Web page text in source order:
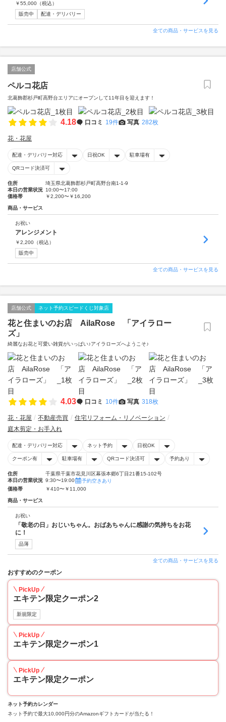
￥55,000 （税込）
販売中
配達・デリバリー
全ての商品・サービスを見る
店舗公式
ペルコ花店
北葛飾郡杉戸町高野台エリアにオープンして11年目を迎えます！
4.18 口コミ 19件 写真 282枚
花・花屋
配達・デリバリー対応 日祝OK 駐車場有
QRコード決済可
住所
埼玉県北葛飾郡杉戸町高野台南1-1-9
本日の営業状況 10:00〜17:00
価格帯
￥2,200〜￥16,200
商品・サービス
お祝い
アレンジメント
￥2,200 （税込）
販売中
全ての商品・サービスを見る
店舗公式 ネット予約スピードくじ対象店
花と住まいのお店 AilaRose 「アイラロー
ズ」
綺麗なお花と可愛い雑貨がいっぱい♪アイラローズへようこそ♪
4.03 口コミ 10件 写真 318枚
花・花屋 不動産売買
住宅リフォーム・リノベーション
庭木剪定・お手入れ
配達・デリバリー対応 ネット予約 日祝OK
クーポン有 駐車場有 QRコード決済可 予約あり
住所
千葉県千葉市花見川区幕張本郷6丁目21番15-102号
本日の営業状況 9:30〜19:00
予約空きあり
価格帯
￥410〜￥11,000
商品・サービス
お祝い
「敬老の日」おじいちゃん。おばあちゃんに感謝の気持ちをお花
に！
品薄
全ての商品・サービスを見る
おすすめのクーポン
PickUp
エキテン限定クーポン2
新規限定
PickUp
エキテン限定クーポン1
PickUp
エキテン限定クーポン
ネット予約カレンダー
ネット予約で最大10,000円分のAmazonギフトカードが当たる！